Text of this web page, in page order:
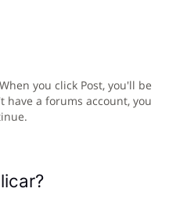
you click Post, you'll be
have a forums account, you